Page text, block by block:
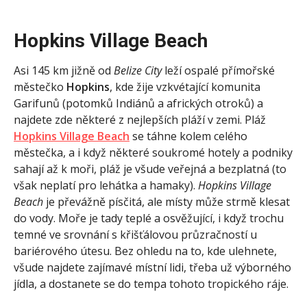
Hopkins Village Beach
Asi 145 km jižně od Belize Cityleží ospalé přímořské
městečko Hopkins, kde žije vzkvétající komunita
Garifunů (potomků Indiánů a afrických otroků) a
najdete zde některé z nejlepších pláží v zemi. Pláž
Hopkins Village Beach se táhne kolem celého
městečka, a i když některé soukromé hotely a podniky
sahají až k moři, pláž je všude veřejná a bezplatná (to
však neplatí pro lehátka a hamaky). Hopkins Village
Beach je převážně písčitá, ale místy může strmě klesat
do vody. Moře je tady teplé a osvěžující, i když trochu
temné ve srovnání s křišťálovou průzračností u
bariérového útesu. Bez ohledu na to, kde ulehnete,
všude najdete zajímavé místní lidi, třeba už výborného
jídla, a dostanete se do tempa tohoto tropického ráje.